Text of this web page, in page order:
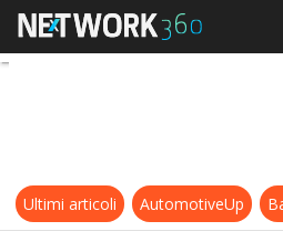
Mobilità
Ultimi articoli AutomotiveUp